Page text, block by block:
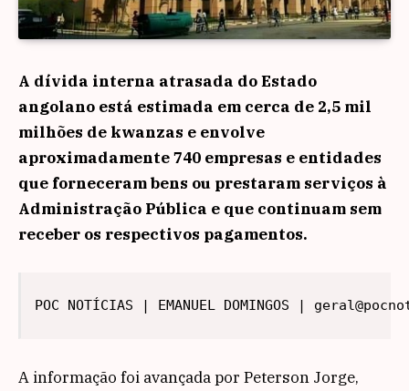
A dívida interna atrasada do Estado
angolano está estimada em cerca de 2,5 mil
milhões de kwanzas e envolve
aproximadamente 740 empresas e entidades
que forneceram bens ou prestaram serviços à
Administração Pública e que continuam sem
receber os respectivos pagamentos.
POC NOTÍCIAS | EMANUEL DOMINGOS |
A informação foi avançada por Peterson Jorge,